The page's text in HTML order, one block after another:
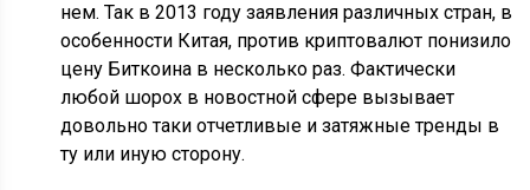
нем. Так в 2013 году заявления различных стран, в
особенности Китая, против криптовалют понизило
цену Биткоина в несколько раз. Фактически
любой шорох в новостной сфере вызывает
довольно таки отчетливые и затяжные тренды в
ту или иную сторону.